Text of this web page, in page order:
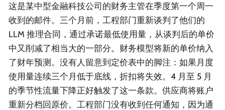
这是某中型金融科技公司的财务主管在季度第一个周一
收到的邮件。三个月前，工程部门重新谈判了他们的
LLM 推理合同，通过承诺最低使用量，从谈判后的单价
中又削减了相当大的一部分。财务模型将新的单价纳入
了财年预测。没有人留意到定价表中的脚注：如果月度
使用量连续三个月低于底线，折扣将失效。4 月至 5 月
的季节性流量下降正好触发了这一条款。供应商将账户
重新分档回原价。工程部门没有收到任何通知，因为通